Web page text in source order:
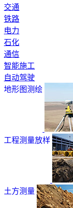
交通
铁路
电力
石化
通信
智能施工
自动驾驶
地形图测绘
工程测量放样
土方测量